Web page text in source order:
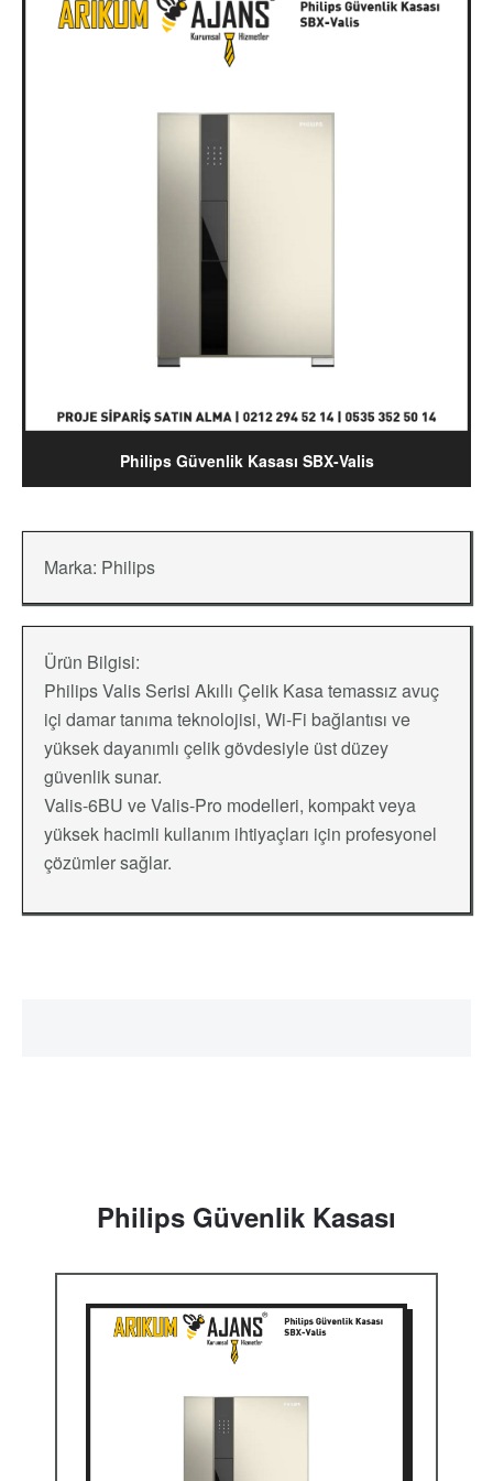
Philips Güvenlik Kasası SBX-Valis
Marka: Philips
Ürün Bilgisi:
Philips Valis Serisi Akıllı Çelik Kasa temassız avuç
içi damar tanıma teknolojisi, Wi-Fi bağlantısı ve
yüksek dayanımlı çelik gövdesiyle üst düzey
güvenlik sunar.
Valis-6BU ve Valis-Pro modelleri, kompakt veya
yüksek hacimli kullanım ihtiyaçları için profesyonel
çözümler sağlar.
Philips Güvenlik Kasası